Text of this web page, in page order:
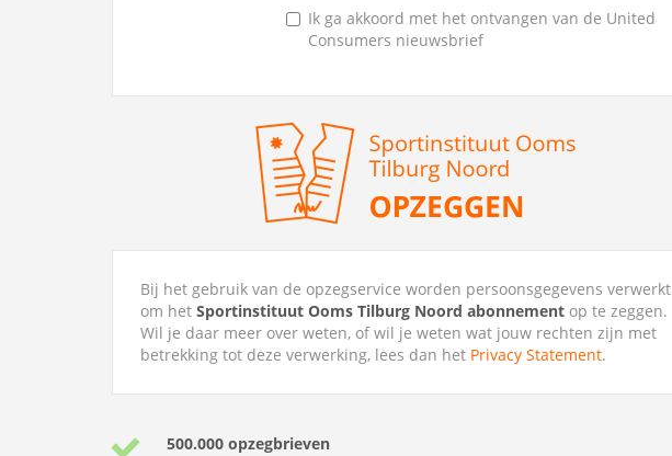
Ik ga akkoord met het ontvangen van de United
Consumers nieuwsbrief
Bij het gebruik van de opzegservice worden persoonsgegevens verwerkt
om het Sportinstituut Ooms Tilburg Noord abonnement op te zeggen.
Wil je daar meer over weten, of wil je weten wat jouw rechten zijn met
betrekking tot deze verwerking, lees dan het Privacy Statement.
500.000 opzegbrieven